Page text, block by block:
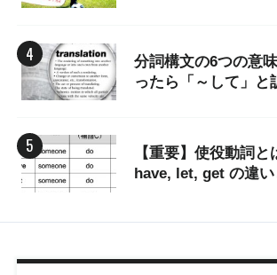
分詞構文の6つの意
ったら「～して」と
【重要】使役動詞
have, let, get の違